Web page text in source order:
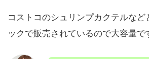
コストコのシュリンプカクテルな
ックで販売されているので大容量で